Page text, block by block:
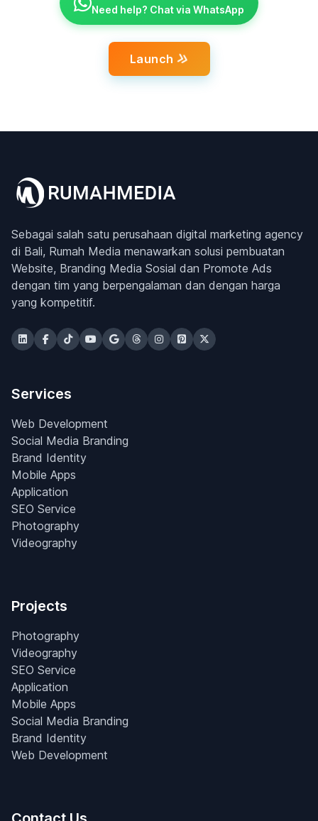
Need help? Chat via WhatsApp
Launch
Sebagai salah satu perusahaan digital marketing agency
di Bali, Rumah Media menawarkan solusi pembuatan
Website, Branding Media Sosial dan Promote Ads
dengan tim yang berpengalaman dan dengan harga
yang kompetitif.
Services
Web Development
Social Media Branding
Brand Identity
Mobile Apps
Application
SEO Service
Photography
Videography
Projects
Photography
Videography
SEO Service
Application
Mobile Apps
Social Media Branding
Brand Identity
Web Development